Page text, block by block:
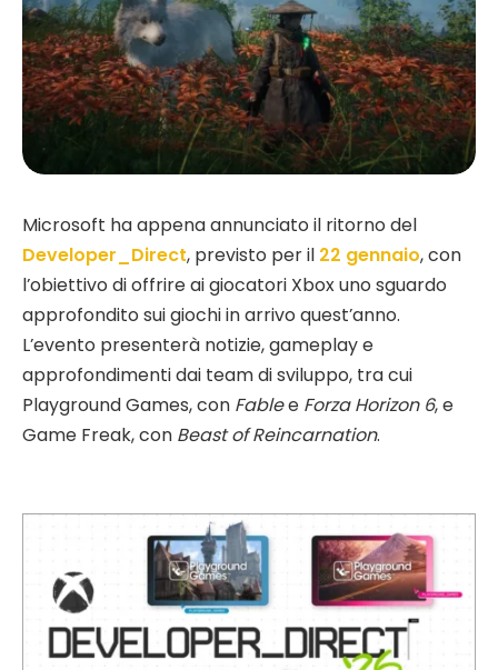
Microsoft ha appena annunciato il ritorno del
Developer_Direct, previsto per il 22 gennaio, con
l’obiettivo di offrire ai giocatori Xbox uno sguardo
approfondito sui giochi in arrivo quest’anno.
L’evento presenterà notizie, gameplay e
approfondimenti dai team di sviluppo, tra cui
Playground Games, con Fablee Forza Horizon 6, e
Game Freak, con Beast of Reincarnation.